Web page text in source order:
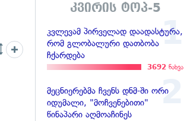
კვირის ტოპ-5
კვლევამ პირველად დაადასტურა,
რომ გლობალური დათბობა
ჩქარდება
3692 ნახვა
მეცნიერებმა ჩვენს დნმ-ში ორი
იდუმალი, "მოჩვენებითი"
წინაპარი აღმოაჩინეს